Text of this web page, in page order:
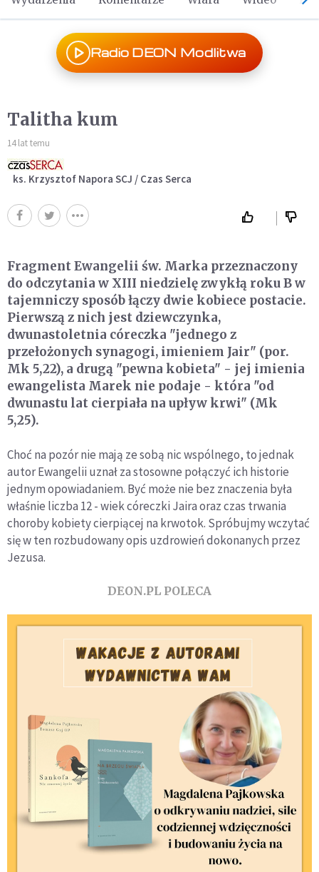
Radio DEON Modlitwa
Talitha kum
14 lat temu
ks. Krzysztof Napora SCJ / Czas Serca
Fragment Ewangelii św. Marka przeznaczony
do odczytania w XIII niedzielę zwykłą roku B w
tajemniczy sposób łączy dwie kobiece postacie.
Pierwszą z nich jest dziewczynka,
dwunastoletnia córeczka "jednego z
przełożonych synagogi, imieniem Jair" (por.
Mk 5,22), a drugą "pewna kobieta" - jej imienia
ewangelista Marek nie podaje - która "od
dwunastu lat cierpiała na upływ krwi" (Mk
5,25).
Choć na pozór nie mają ze sobą nic wspólnego, to jednak
autor Ewangelii uznał za stosowne połączyć ich historie
jednym opowiadaniem. Być może nie bez znaczenia była
właśnie liczba 12 - wiek córeczki Jaira oraz czas trwania
choroby kobiety cierpiącej na krwotok. Spróbujmy wczytać
się w ten rozbudowany opis uzdrowień dokonanych przez
Jezusa.
DEON.PL POLECA